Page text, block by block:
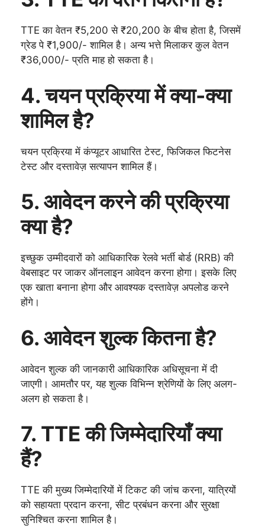
TTE का वेतन ₹5,200 से ₹20,200 के बीच होता है, जिसमें
ग्रेड पे ₹1,900/- शामिल है। अन्य भत्ते मिलाकर कुल वेतन
₹36,000/- प्रति माह हो सकता है।
4. चयन प्रक्रिया में क्या-क्या
शामिल है?
चयन प्रक्रिया में कंप्यूटर आधारित टेस्ट, फिजिकल फिटनेस
टेस्ट और दस्तावेज़ सत्यापन शामिल हैं।
5. आवेदन करने की प्रक्रिया
क्या है?
इच्छुक उम्मीदवारों को आधिकारिक रेलवे भर्ती बोर्ड (RRB) की
वेबसाइट पर जाकर ऑनलाइन आवेदन करना होगा। इसके लिए
एक खाता बनाना होगा और आवश्यक दस्तावेज़ अपलोड करने
होंगे।
6. आवेदन शुल्क कितना है?
आवेदन शुल्क की जानकारी आधिकारिक अधिसूचना में दी
जाएगी। आमतौर पर, यह शुल्क विभिन्न श्रेणियों के लिए अलग-
अलग हो सकता है।
7. TTE की जिम्मेदारियाँ क्या
हैं?
TTE की मुख्य जिम्मेदारियों में टिकट की जांच करना, यात्रियों
को सहायता प्रदान करना, सीट प्रबंधन करना और सुरक्षा
सुनिश्चित करना शामिल है।